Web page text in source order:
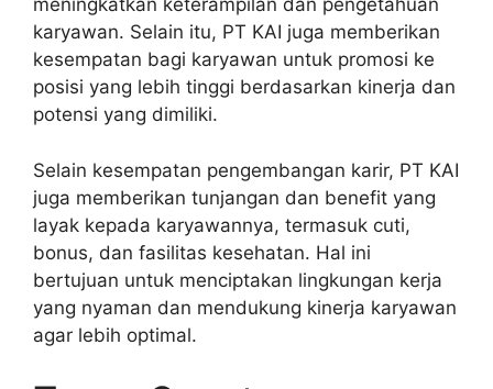
meningkatkan keterampilan dan pengetahuan
karyawan. Selain itu, PT KAI juga memberikan
kesempatan bagi karyawan untuk promosi ke
posisi yang lebih tinggi berdasarkan kinerja dan
potensi yang dimiliki.
Selain kesempatan pengembangan karir, PT KAI
juga memberikan tunjangan dan benefit yang
layak kepada karyawannya, termasuk cuti,
bonus, dan fasilitas kesehatan. Hal ini
bertujuan untuk menciptakan lingkungan kerja
yang nyaman dan mendukung kinerja karyawan
agar lebih optimal.